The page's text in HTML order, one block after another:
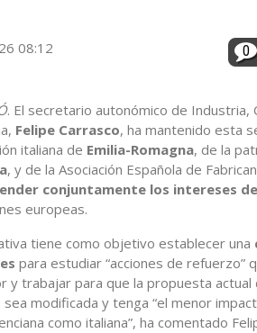
08:12 0
. El secretario autonómico de Industria,
Felipe Carrasco, ha mantenido esta
italiana de Emilia-Romagna, de la
, y de la Asociación Española de
conjuntamente los intereses
europeas.
tiene como objetivo establecer una
para estudiar “acciones de
y trabajar para que la propuesta
modificada y tenga “el menor
como italiana”, ha comentado